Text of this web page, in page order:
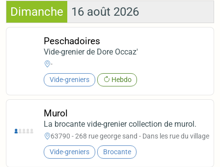
Dimanche 16 août 2026
Peschadoires
Vide-grenier de Dore Occaz'
-
Vide-greniers Hebdo
Murol
La brocante vide-grenier collection de murol.
63790 - 268 rue george sand - Dans les rue du village
Vide-greniers Brocante